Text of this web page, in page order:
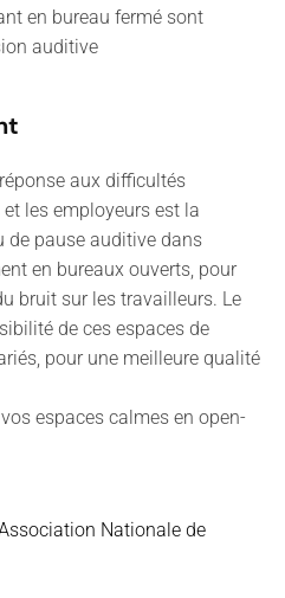
en bureau fermé sont
auditive
aux difficultés
les employeurs est la
de pause auditive dans
en bureaux ouverts, pour
bruit sur les travailleurs. Le
de ces espaces de
pour une meilleure qualité
espaces calmes en open-
Nationale de